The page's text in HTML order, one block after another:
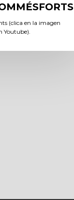
(clica en la imagen
Youtube).